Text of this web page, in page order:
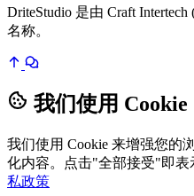
DriteStudio 是由 Craft
名称。
我们使用 Cookie
我们使用 Cookie 来增强您的
化内容。点击"全部接受"即表
私政策